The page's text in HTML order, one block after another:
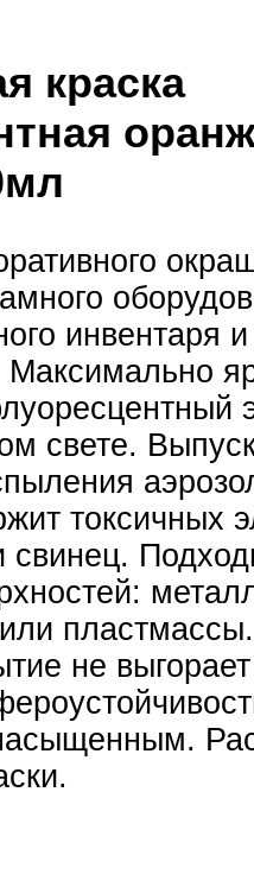
краска
инвентаря
свете.
токсичных
свинец.
не